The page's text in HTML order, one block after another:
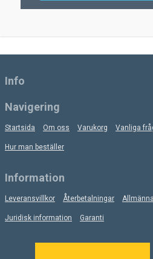
Info
Navigering
Startsida Om oss Varukorg Vanliga
Hur man beställer
Information
Leveransvillkor Återbetalningar
Juridisk information Garanti